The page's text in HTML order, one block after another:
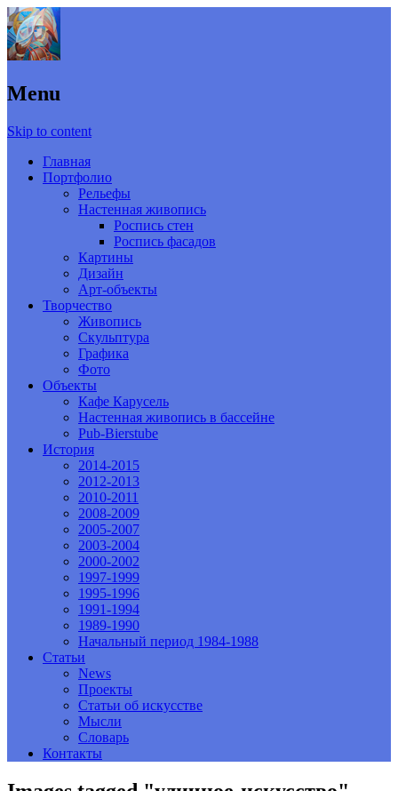
Menu
Skip to content
Главная
Портфолио
Рельефы
Настенная живопись
Роспись стен
Роспись фасадов
Картины
Дизайн
Арт-объекты
Творчество
Живопись
Скульптура
Графика
Фото
Объекты
Кафе Карусель
Настенная живопись в бассейне
Pub-Bierstube
История
2014-2015
2012-2013
2010-2011
2008-2009
2005-2007
2003-2004
2000-2002
1997-1999
1995-1996
1991-1994
1989-1990
Начальный период 1984-1988
Статьи
News
Проекты
Статьи об искусстве
Мысли
Словарь
Контакты